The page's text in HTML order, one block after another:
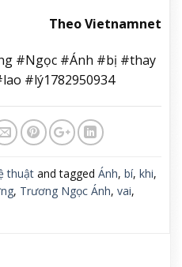
Theo Vietnamnet
#Ngọc #Ánh #bị #thay
#lý1782950934
thuật and tagged Ánh, bí, khi,
, Trương Ngọc Ánh, vai,